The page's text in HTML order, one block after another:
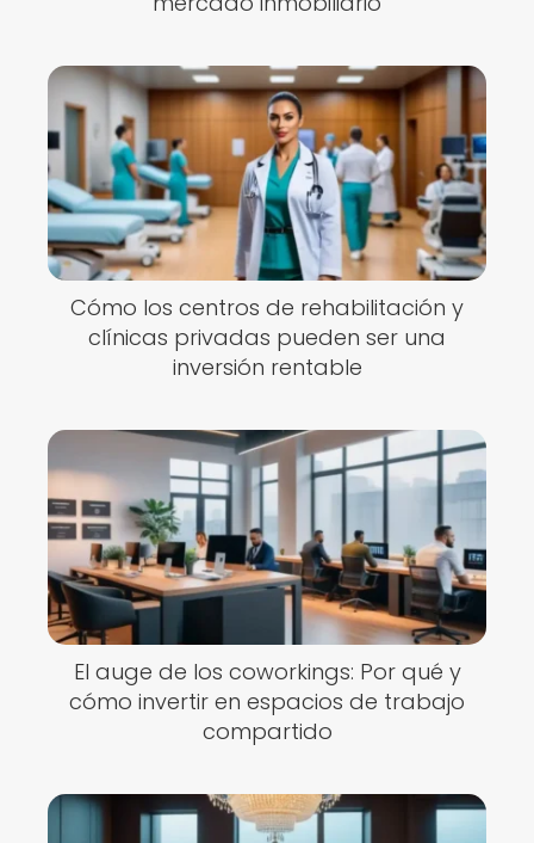
Cómo los centros de rehabilitación y
clínicas privadas pueden ser una
inversión rentable
El auge de los coworkings: Por qué y
cómo invertir en espacios de trabajo
compartido